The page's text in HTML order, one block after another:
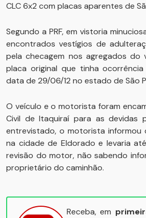
CLC 6x2 com placas aparentes de
Segundo a PRF, em vistoria
encontrados vestígios de
pela checagem nos agregados do
placa original que tinha
data de 29/06/12 no estado de São
O veículo e o motorista foram
Civil de Itaquiraí para as devidas
entrevistado, o motorista informou
na cidade de Eldorado e levaria
revisão do motor, não sabendo
proprietário do caminhão.
Receba, em